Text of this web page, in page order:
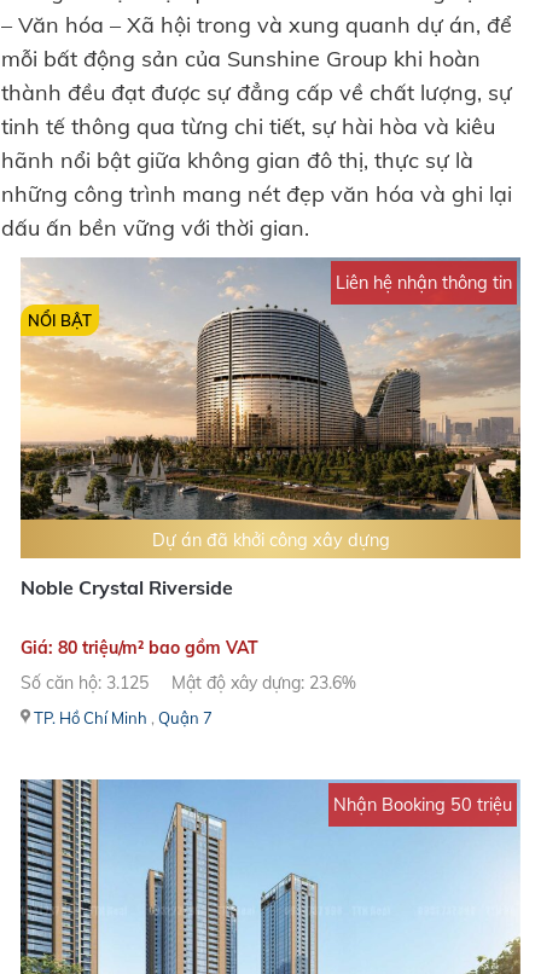
– Văn hóa – Xã hội trong và xung quanh dự án, để
mỗi bất động sản của Sunshine Group khi hoàn
thành đều đạt được sự đẳng cấp về chất lượng, sự
tinh tế thông qua từng chi tiết, sự hài hòa và kiêu
hãnh nổi bật giữa không gian đô thị, thực sự là
những công trình mang nét đẹp văn hóa và ghi lại
dấu ấn bền vững với thời gian.
Liên hệ nhận thông tin
Dự án đã khởi công xây dựng
NỔI BẬT
Noble Crystal Riverside
Giá: 80 triệu/m² bao gồm VAT
Số căn hộ: 3.125
Mật độ xây dựng: 23.6%
TP. Hồ Chí Minh , Quận 7
Nhận Booking 50 triệu